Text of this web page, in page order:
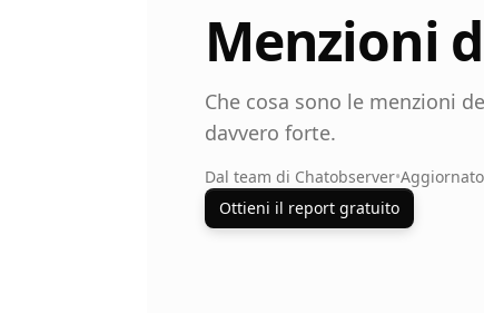
Menzioni
Che cosa sono le menzioni
davvero forte.
Dal team di Chatobserver•
Ottieni il report gratuito